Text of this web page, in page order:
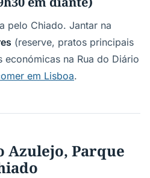
pelo Chiado. Jantar na
(reserve, pratos principais
na Rua do Diário
em Lisboa.
Azulejo, Parque